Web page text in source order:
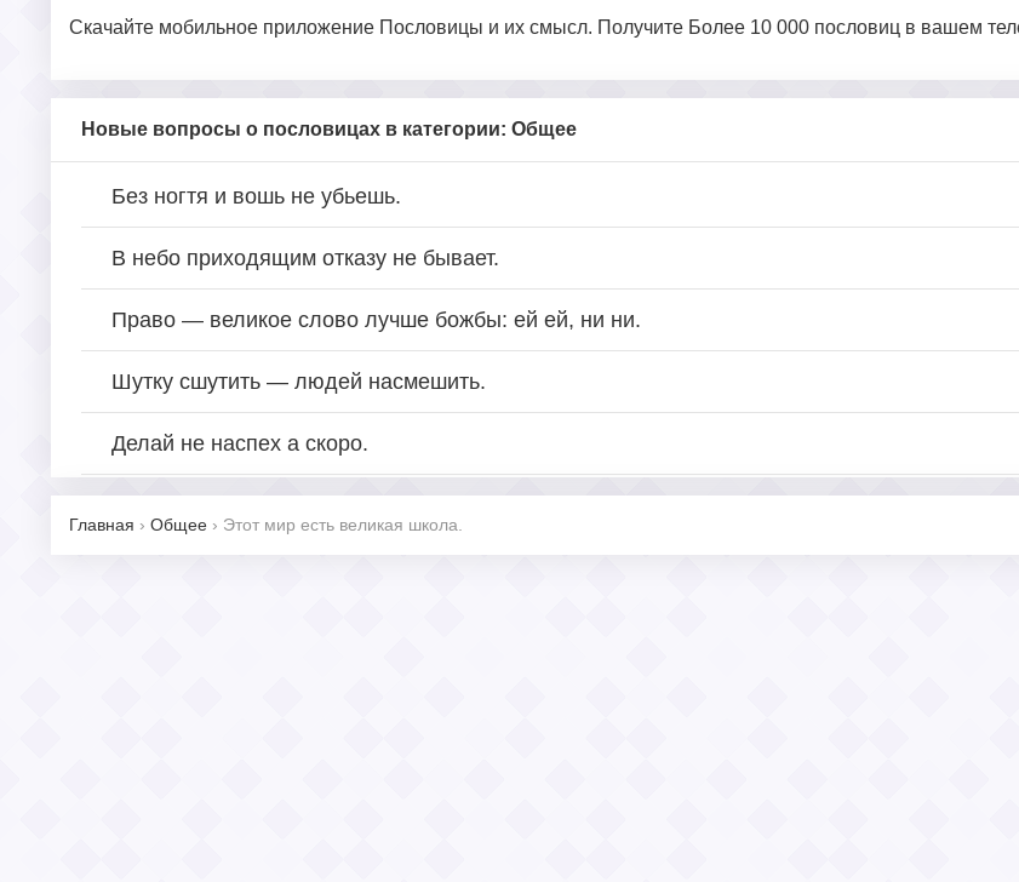
Скачайте мобильное приложение Пословицы и их смысл. Получите Более 10 000 пословиц в вашем
Новые вопросы о пословицах в категории: Общее
Без ногтя и вошь не убьешь.
В небо приходящим отказу не бывает.
Право — великое слово лучше божбы: ей ей, ни ни.
Шутку сшутить — людей насмешить.
Делай не наспех а скоро.
Главная › Общее › Этот мир есть великая школа.